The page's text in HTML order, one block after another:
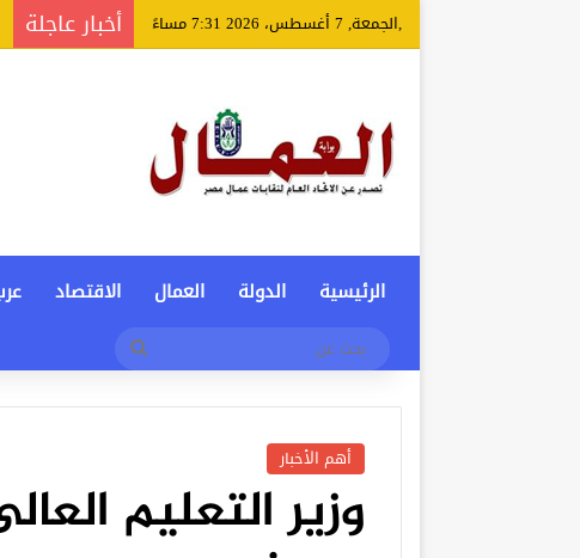
,الجمعة, 7 أغسطس، 2026 7:31 مساءً أخبار عاجلة
الرئيسية الدولة العمال الاقتصاد
أهم الأخبار
وزير التعليم